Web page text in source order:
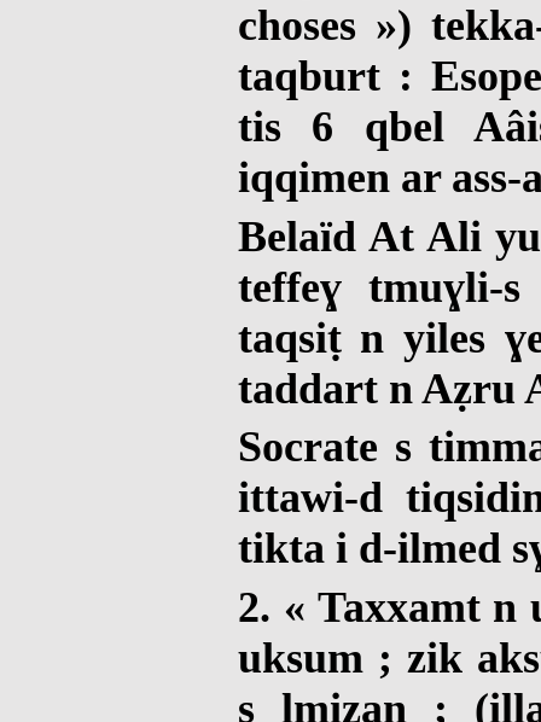
choses »)
taqburt :
tis 6 qbel
iqqimen ar ass-
Belaïd At Ali
teffeɣ tmuɣli-
taqsiṭ n yiles
taddart n Aẓru
Socrate s
ittawi-d
tikta i d-ilmed
2. « Taxxamt n
uksum ; zik
s lmizan ;